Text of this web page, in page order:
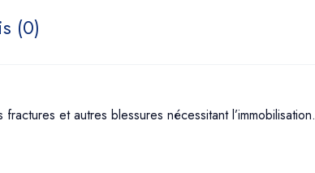
(0)
et autres blessures nécessitant l’immobilisation.